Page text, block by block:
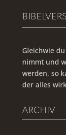
Gleichwie
nimmt und
werden, so
der alles
ARCHIV